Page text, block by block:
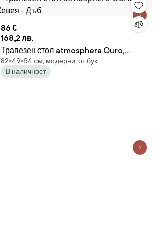
86 €
168,2 лв.
Трапезен стол atmosphera Ouro,
Хевея - Дъб
82×49×54 cм, модерни, от бук
В наличност